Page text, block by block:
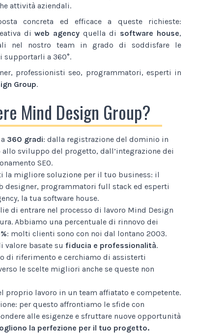
attività aziendali.
concreta ed efficace a queste richieste:
diweb agency quella di software house,
nel nostro team in grado di soddisfare le
supportarli a 360°.
professionisti seo, programmatori, esperti in
Group.
Mind Design Group?
360 gradi: dalla registrazione del dominio in
sviluppo del progetto, dall’integrazione dei
SEO.
la migliore soluzione per il tuo business: il
designer, programmatori full stack ed esperti
la tua software house.
di entrare nel processo di lavoro Mind Design
Abbiamo una percentuale di rinnovo dei
: molti clienti sono con noi dal lontano 2003.
valore basate su fiducia e professionalità.
di riferimento e cerchiamo di assisterti
le scelte migliori anche se queste non
proprio lavoro in un team affiatato e competente.
per questo affrontiamo le sfide con
alle esigenze e sfruttare nuove opportunità
la perfezione per il tuo progetto.